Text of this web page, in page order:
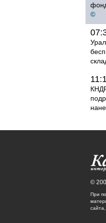
©
©
При